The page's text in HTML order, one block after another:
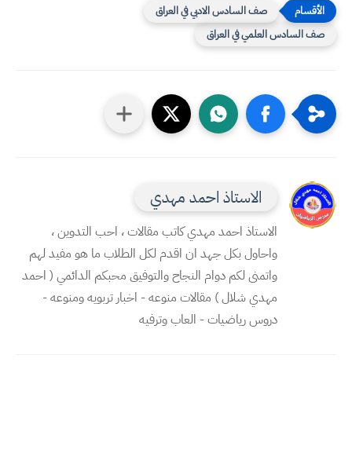
صف السادس الادبي في العراق
صف السادس العلمي في العراق
الاستاذ احمد مهدي
الاستاذ احمد مهدي كاتب مقالات ، احب التدوين ،
واحاول بكل جهد ان اقدم لكل الطلاب ما هو مفيد لهم
واتمنى لكم دوام النجاح والتوفيق محبكم الدائمي ( احمد
مهدي شلال ) مقالات منوعه - اخبار تربويه ومنوعه -
دروس رياضيات - العاب وترفيه